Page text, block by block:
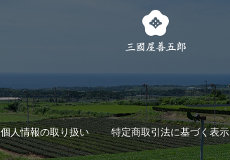
個人情報の取り扱い 特定商取引法に基づく表示